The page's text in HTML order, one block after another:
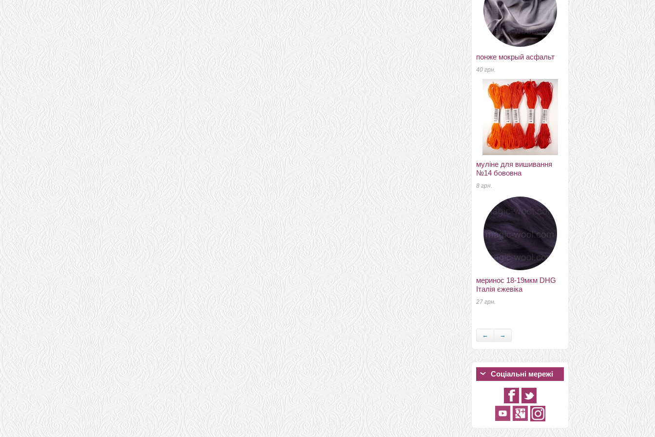
понже мокрый асфальт
40 грн.
муліне для вишивання
№14 бововна
8 грн.
меринос 18-19мкм DHG
Італія єжевіка
27 грн.
калифорния (меринос
50% акрил 50%) 4377
220 грн.
меринос 16 мкм DHG
Италия натурально
белый
30 грн.
пряжа Пастила светлый
салат
46 грн.
← →
Соціальні мережі